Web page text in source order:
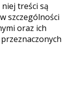
treści są
szczególności
oraz ich